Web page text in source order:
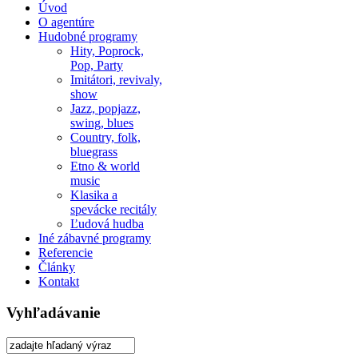
Úvod
O agentúre
Hudobné programy
Hity, Poprock,
Pop, Party
Imitátori, revivaly,
show
Jazz, popjazz,
swing, blues
Country, folk,
bluegrass
Etno & world
music
Klasika a
spevácke recitály
Ľudová hudba
Iné zábavné programy
Referencie
Články
Kontakt
Vyhľadávanie